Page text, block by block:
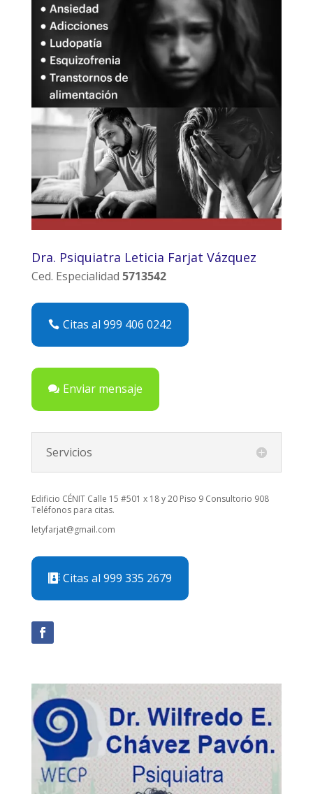
Dra. Psiquiatra Leticia Farjat Vázquez
Ced. Especialidad 5713542
Citas al 999 406 0242
Enviar mensaje
Servicios
Edificio CÉNIT Calle 15 #501 x 18 y 20 Piso 9 Consultorio 908
Teléfonos para citas.
letyfarjat@gmail.com
Citas al 999 335 2679